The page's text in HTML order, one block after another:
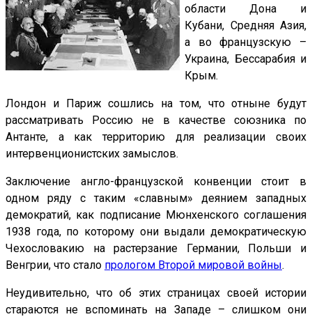
области Дона и
Кубани, Средняя Азия,
а во французскую –
Украина, Бессарабия и
Крым.
Лондон и Париж сошлись на том, что отныне будут
рассматривать Россию не в качестве союзника по
Антанте, а как территорию для реализации своих
интервенционистских замыслов.
Заключение англо-французской конвенции стоит в
одном ряду с таким «славным» деянием западных
демократий, как подписание Мюнхенского соглашения
1938 года, по которому они выдали демократическую
Чехословакию на растерзание Германии, Польши и
Венгрии, что стало прологом Второй мировой войны.
Неудивительно, что об этих страницах своей истории
стараются не вспоминать на Западе – слишком они